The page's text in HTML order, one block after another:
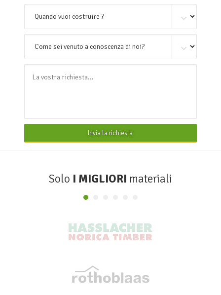
Invia la richiesta
Solo I MIGLIORI materiali